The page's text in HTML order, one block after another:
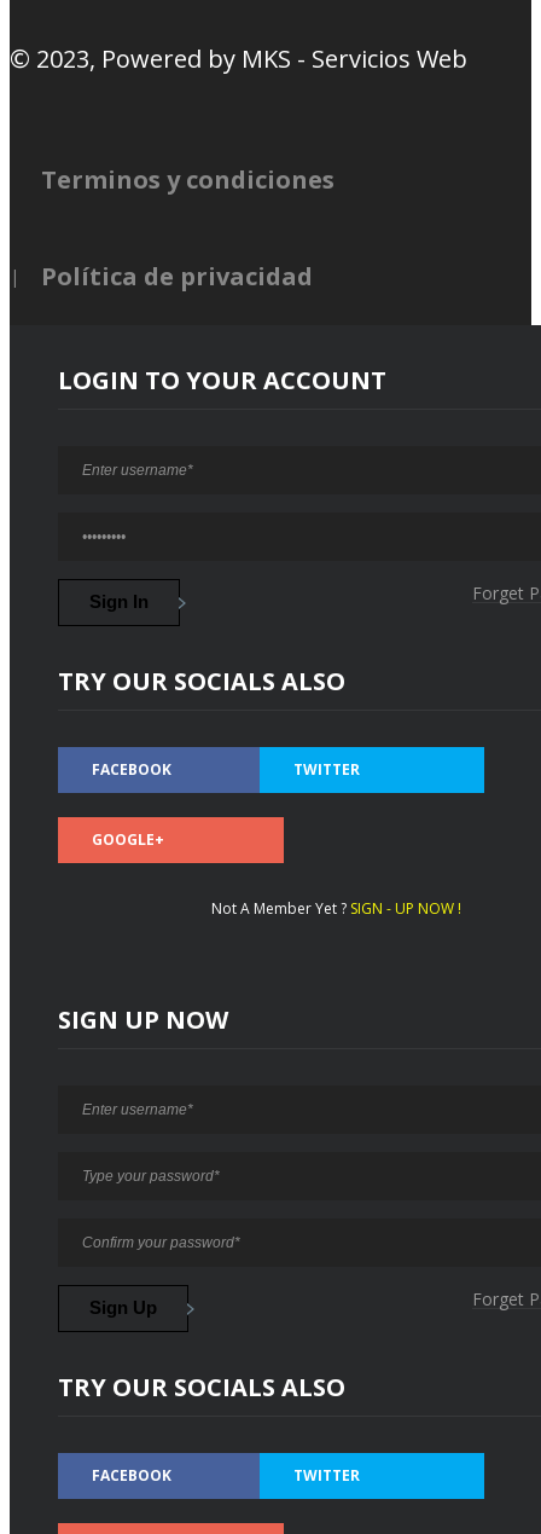
© 2023, Powered by MKS - Servicios Web
Terminos y condiciones
Política de privacidad
LOGIN TO YOUR ACCOUNT
Forget
TRY OUR SOCIALS ALSO
FACEBOOK TWITTER
GOOGLE+
Not A Member Yet ? SIGN - UP NOW !
SIGN UP NOW
Forget
TRY OUR SOCIALS ALSO
FACEBOOK TWITTER